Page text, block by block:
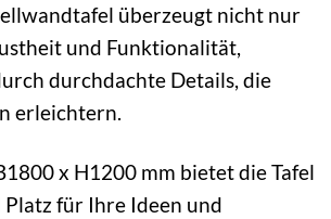
überzeugt nicht nur
und Funktionalität,
durchdachte Details, die
erleichtern.
x H1200 mm bietet die Tafel
Platz für Ihre Ideen und